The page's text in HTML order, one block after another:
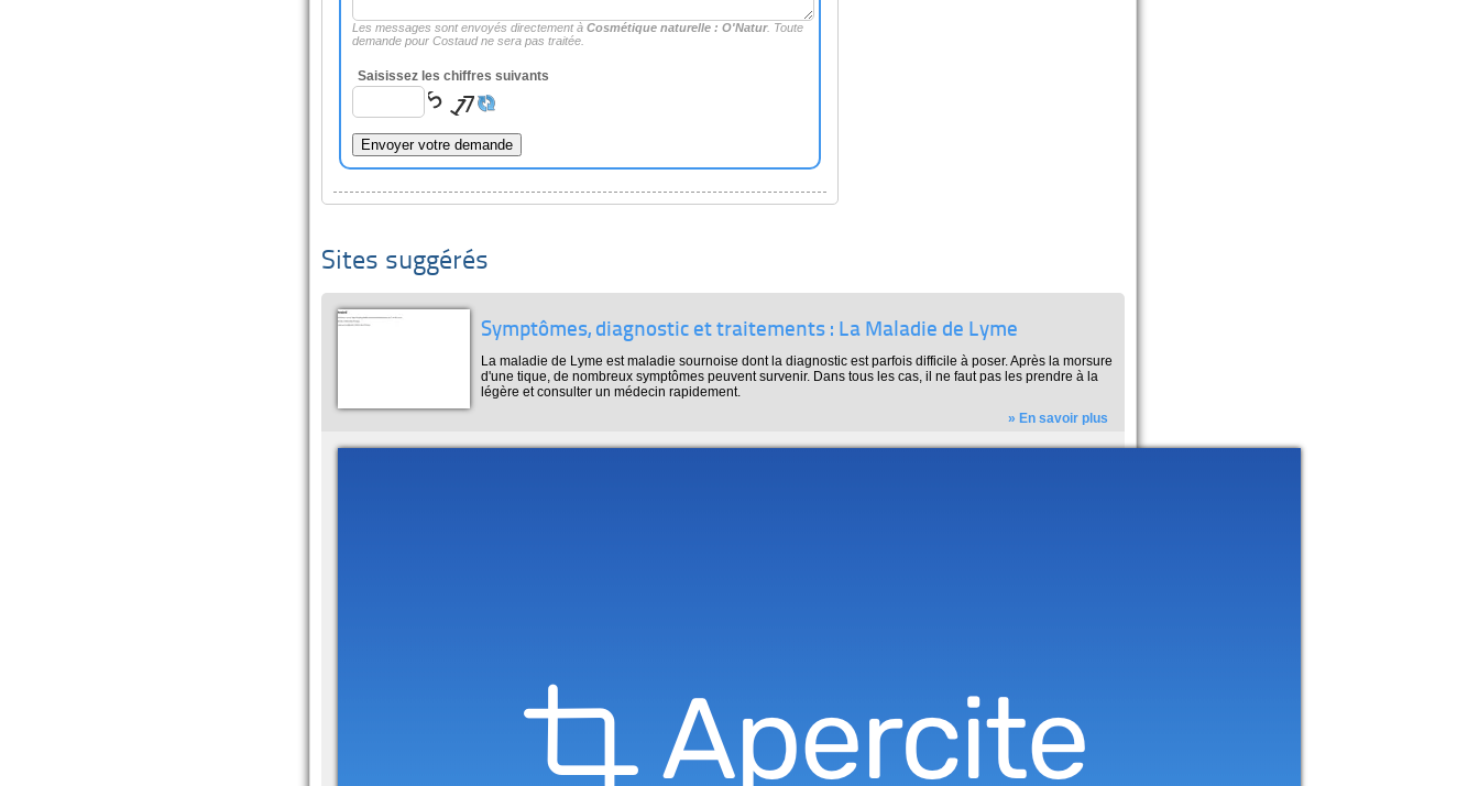
Les messages sont envoyés directement à Cosmétique naturelle : O'Natur. Toute
demande pour Costaud ne sera pas traitée.
Saisissez les chiffres suivants
Sites suggérés
Symptômes, diagnostic et traitements : La Maladie de Lyme
La maladie de Lyme est maladie sournoise dont la diagnostic est parfois difficile à poser. Après la morsure
d'une tique, de nombreux symptômes peuvent survenir. Dans tous les cas, il ne faut pas les prendre à la
légère et consulter un médecin rapidement.
» En savoir plus